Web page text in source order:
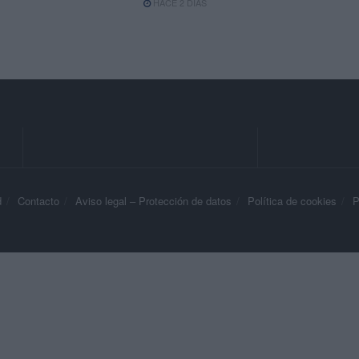
HACE 2 DÍAS
Contacto Aviso legal – Protección de datos Política de cookies